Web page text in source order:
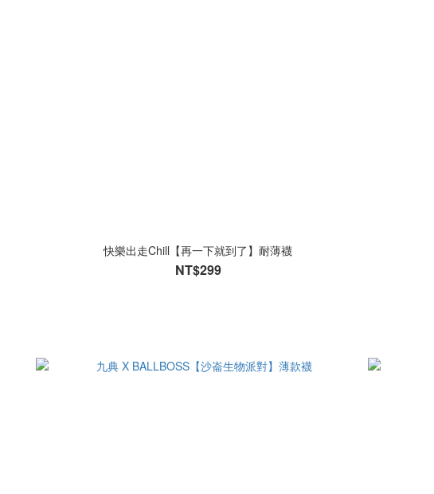
快樂出走Chill【再一下就到了】耐薄襪
NT$299